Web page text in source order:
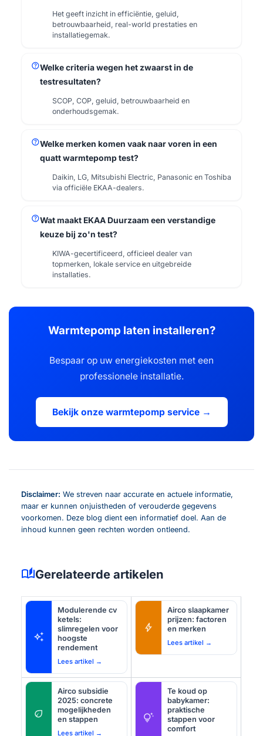
Het geeft inzicht in efficiëntie, geluid,
betrouwbaarheid, real-world prestaties en
installatiegemak.
helpWelke criteria wegen het zwaarst in de
testresultaten?
SCOP, COP, geluid, betrouwbaarheid en
onderhoudsgemak.
helpWelke merken komen vaak naar voren in een
quatt warmtepomp test?
Daikin, LG, Mitsubishi Electric, Panasonic en Toshiba
via officiële EKAA-dealers.
helpWat maakt EKAA Duurzaam een verstandige
keuze bij zo'n test?
KIWA-gecertificeerd, officieel dealer van
topmerken, lokale service en uitgebreide
installaties.
Warmtepomp laten installeren?
Bespaar op uw energiekosten met een
professionele installatie.
Bekijk onze warmtepomp service →
Disclaimer: We streven naar accurate en actuele informatie,
maar er kunnen onjuistheden of verouderde gegevens
voorkomen. Deze blog dient een informatief doel. Aan de
inhoud kunnen geen rechten worden ontleend.
auto_storiesGerelateerde artikelen
auto_awesome
Modulerende cv
ketels:
slimregelen voor
hoogste
rendement
Lees artikel →
bolt
Airco slaapkamer
prijzen: factoren
en merken
Lees artikel →
eco
Airco subsidie
2025: concrete
mogelijkheden
en stappen
Lees artikel →
tips_and_updates
Te koud op
babykamer:
praktische
stappen voor
comfort